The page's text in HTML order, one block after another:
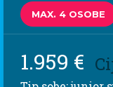
MAX. 4 OSOBE
1.959 €